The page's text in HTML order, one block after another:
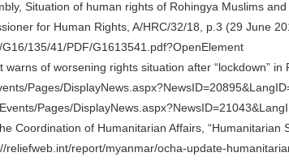
Situation of human rights of Rohingya Muslims
for Human Rights, A/HRC/32/18, p.3 (29 June
135/41/PDF/G1613541.pdf?OpenElement
warns of worsening rights situation after “lockdown”
Pages/
Pages/
Coordination of Humanitarian Affairs, “Humanitarian
reliefweb.int/report/myanmar/ocha-update-